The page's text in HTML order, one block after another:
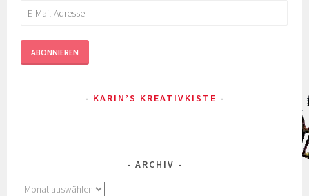
Adresse
ABONNIEREN
KARIN’S KREATIVKISTE
ARCHIV
Archiv